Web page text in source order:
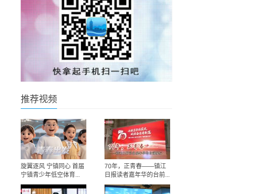
推荐视频
旋翼逐风 宁镇同心 首届
宁镇青少年低空体育...
70年，正青春——镇江
日报读者嘉年华的台前...